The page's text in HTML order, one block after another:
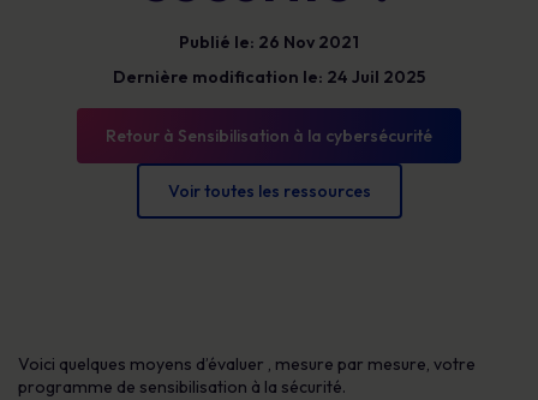
Publié le: 26 Nov 2021
Dernière modification le: 24 Juil 2025
Retour à Sensibilisation à la cybersécurité
Voir toutes les ressources
Voici quelques moyens d’évaluer , mesure par mesure, votre
programme de sensibilisation à la sécurité.